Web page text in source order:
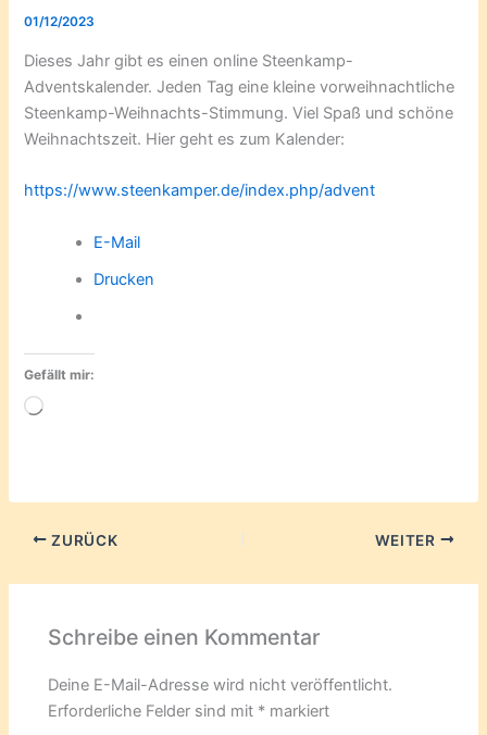
01/12/2023
Dieses Jahr gibt es einen online Steenkamp-
Adventskalender. Jeden Tag eine kleine vorweihnachtliche
Steenkamp-Weihnachts-Stimmung. Viel Spaß und schöne
Weihnachtszeit. Hier geht es zum Kalender:
https://www.steenkamper.de/index.php/advent
E-Mail
Drucken
Gefällt mir:
Wird
ZURÜCK WEITER
Schreibe einen Kommentar
Deine E-Mail-Adresse wird nicht veröffentlicht.
Erforderliche Felder sind mit * markiert